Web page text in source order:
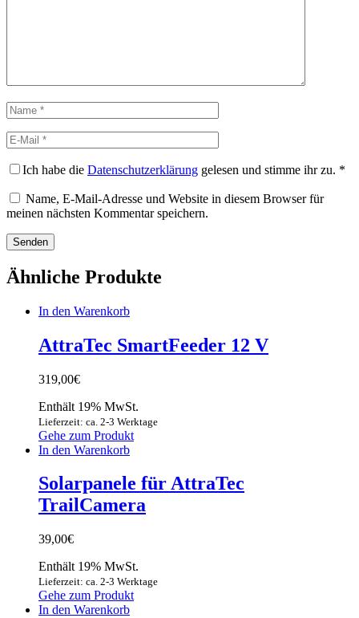
Ich habe die Datenschutzerklärung gelesen und stimme ihr zu. *
Name, E-Mail-Adresse und Website in diesem Browser für
meinen nächsten Kommentar speichern.
Ähnliche Produkte
In den Warenkorb
AttraTec SmartFeeder 12 V
319,00€
Enthält 19% MwSt.
Lieferzeit: ca. 2-3 Werktage
Gehe zum Produkt
In den Warenkorb
Solarpanele für AttraTec
TrailCamera
39,00€
Enthält 19% MwSt.
Lieferzeit: ca. 2-3 Werktage
Gehe zum Produkt
In den Warenkorb